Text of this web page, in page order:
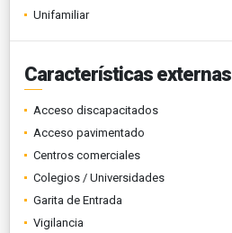
Unifamiliar
Características externas
Acceso discapacitados
Acceso pavimentado
Centros comerciales
Colegios / Universidades
Garita de Entrada
Vigilancia